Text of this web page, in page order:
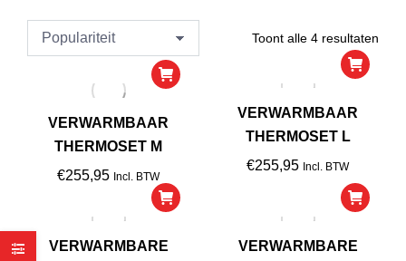
Toont alle 4 resultaten
VERWARMBAAR
THERMOSET M
€255,95 Incl. BTW
VERWARMBAAR
THERMOSET L
€255,95 Incl. BTW
VERWARMBARE
VERWARMBARE